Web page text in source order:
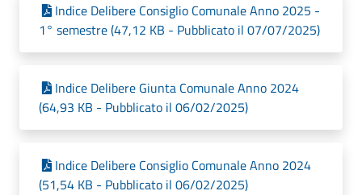
Indice Delibere Consiglio Comunale Anno 2025 -
1° semestre (47,12 KB - Pubblicato il 07/07/2025)
Indice Delibere Giunta Comunale Anno 2024
(64,93 KB - Pubblicato il 06/02/2025)
Indice Delibere Consiglio Comunale Anno 2024
(51,54 KB - Pubblicato il 06/02/2025)